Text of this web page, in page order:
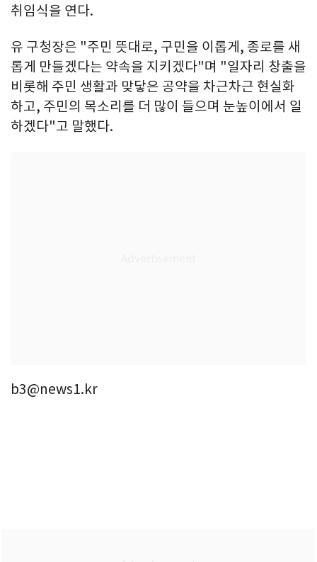
취임식을 연다.
유 구청장은 "주민 뜻대로, 구민을 이롭게, 종로를 새
롭게 만들겠다는 약속을 지키겠다"며 "일자리 창출을
비롯해 주민 생활과 맞닿은 공약을 차근차근 현실화
하고, 주민의 목소리를 더 많이 들으며 눈높이에서 일
하겠다"고 말했다.
b3@news1.kr